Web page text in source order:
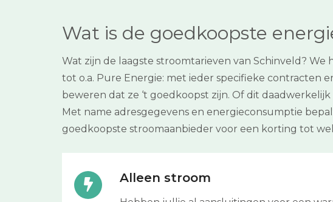
Wat is de goedkoopste
Wat zijn de laagste stroomtarieven van Schinveld?
tot o.a. Pure Energie: met ieder specifieke contracten
beweren dat ze ‘t goedkoopst zijn. Of dit
Met name adresgegevens en energieconsumptie
goedkoopste stroomaanbieder voor een korting tot
Alleen stroom